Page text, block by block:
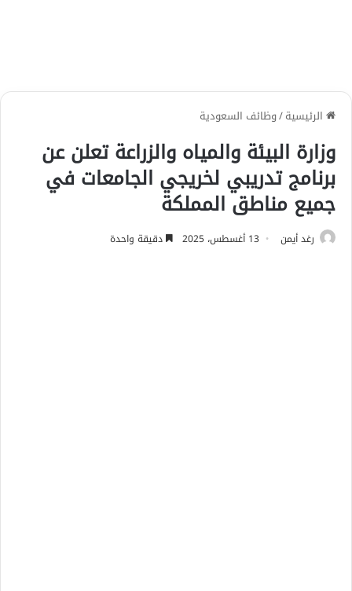
الرئيسية/وظائف السعودية
وزارة البيئة والمياه والزراعة تعلن عن
برنامج تدريبي لخريجي الجامعات في
جميع مناطق المملكة
رغد أيمن 13 أغسطس، 2025 دقيقة واحدة